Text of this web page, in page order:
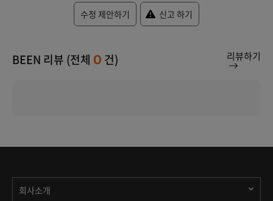
수정 제안하기 신고 하기
BEEN 리뷰 (전체 0 건) 리뷰하기
회사소개